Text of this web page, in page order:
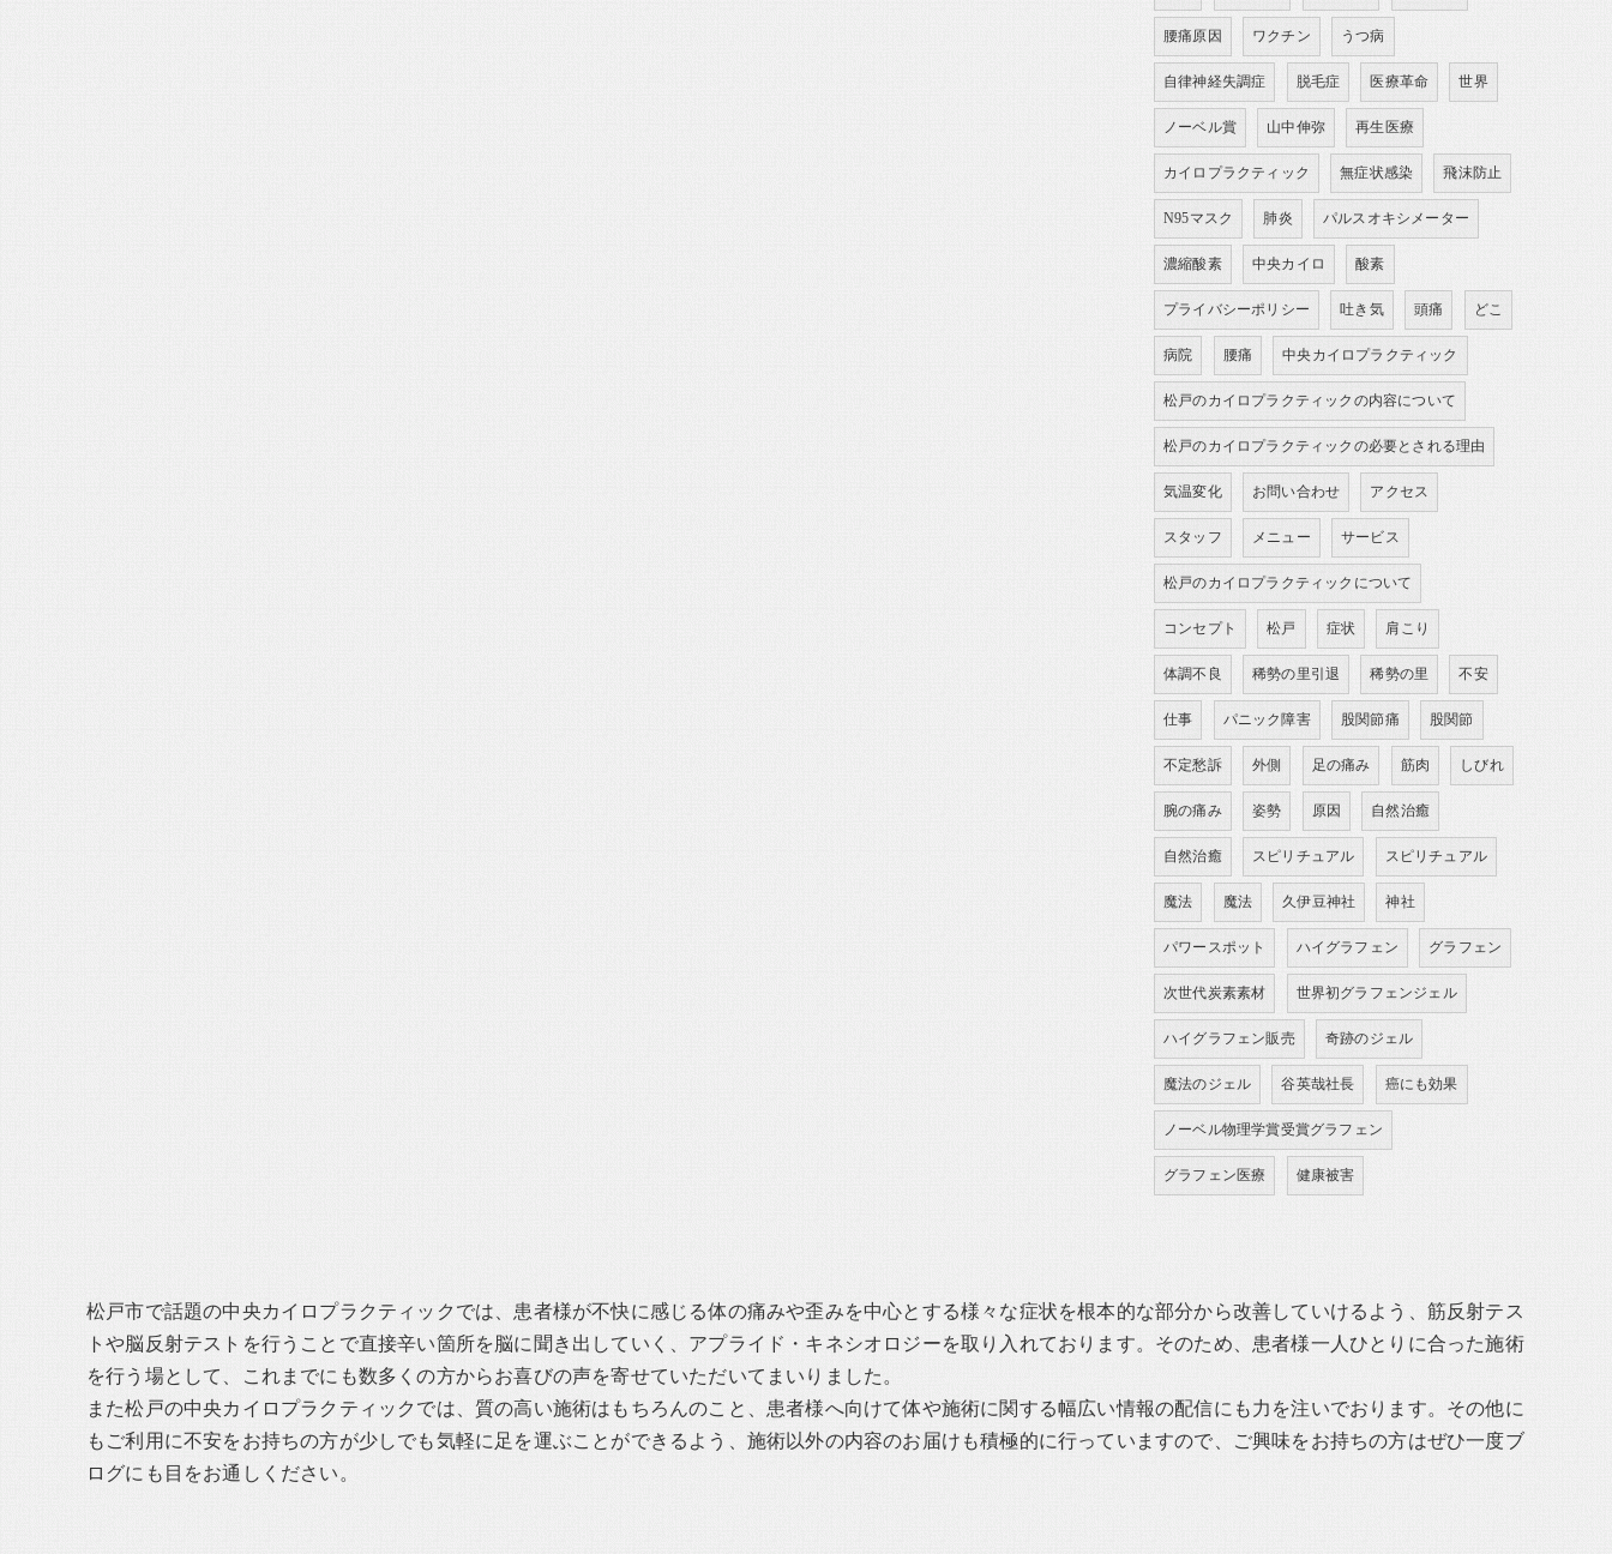
腰痛原因 ワクチン うつ病
自律神経失調症 脱毛症 医療革命 世界
ノーベル賞 山中伸弥 再生医療
カイロプラクティック 無症状感染 飛沫防止
N95マスク 肺炎 パルスオキシメーター
濃縮酸素 中央カイロ 酸素
プライバシーポリシー 吐き気 頭痛 どこ
病院 腰痛 中央カイロプラクティック
松戸のカイロプラクティックの内容について
松戸のカイロプラクティックの必要とされる理由
気温変化 お問い合わせ アクセス
スタッフ メニュー サービス
松戸のカイロプラクティックについて
コンセプト 松戸 症状 肩こり
体調不良 稀勢の里引退 稀勢の里 不安
仕事 パニック障害 股関節痛 股関節
不定愁訴 外側 足の痛み 筋肉 しびれ
腕の痛み 姿勢 原因 自然治癒
自然治癒 スピリチュアル スピリチュアル
魔法 魔法 久伊豆神社 神社
パワースポット ハイグラフェン グラフェン
次世代炭素素材 世界初グラフェンジェル
ハイグラフェン販売 奇跡のジェル
魔法のジェル 谷英哉社長 癌にも効果
ノーベル物理学賞受賞グラフェン
グラフェン医療 健康被害
松戸市で話題の中央カイロプラクティックでは、患者様が不快に感じる体の痛みや歪みを中心とする様々な症状を根本的な部分から改善していけるよう、筋反射テス
トや脳反射テストを行うことで直接辛い箇所を脳に聞き出していく、アプライド・キネシオロジーを取り入れております。そのため、患者様一人ひとりに合った施術
を行う場として、これまでにも数多くの方からお喜びの声を寄せていただいてまいりました。
また松戸の中央カイロプラクティックでは、質の高い施術はもちろんのこと、患者様へ向けて体や施術に関する幅広い情報の配信にも力を注いでおります。その他に
もご利用に不安をお持ちの方が少しでも気軽に足を運ぶことができるよう、施術以外の内容のお届けも積極的に行っていますので、ご興味をお持ちの方はぜひ一度ブ
ログにも目をお通しください。